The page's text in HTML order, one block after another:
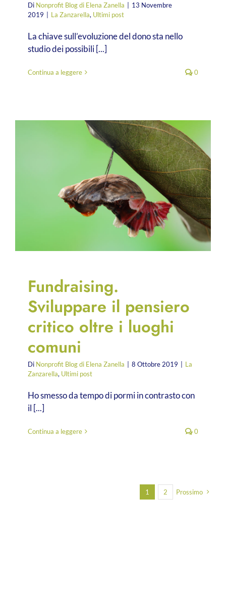
Di Nonprofit Blog di Elena Zanella | 13 Novembre
2019 | La Zanzarella, Ultimi post
La chiave sull’evoluzione del dono sta nello
studio dei possibili [...]
Continua a leggere 0
Fundraising.
Sviluppare il pensiero
critico oltre i luoghi
comuni
Di Nonprofit Blog di Elena Zanella | 8 Ottobre 2019 | La
Zanzarella, Ultimi post
Ho smesso da tempo di pormi in contrasto con
il [...]
Continua a leggere 0
1 2 Prossimo